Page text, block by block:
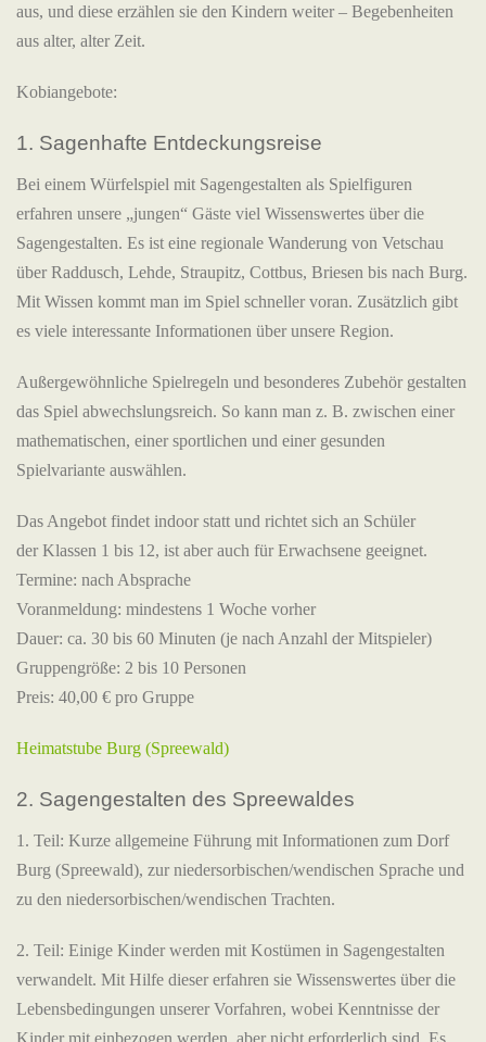
aus, und diese erzählen sie den Kindern weiter – Begebenheiten
aus alter, alter Zeit.
Kobiangebote:
1. Sagenhafte Entdeckungsreise
Bei einem Würfelspiel mit Sagengestalten als Spielfiguren
erfahren unsere „jungen“ Gäste viel Wissenswertes über die
Sagengestalten. Es ist eine regionale Wanderung von Vetschau
über Raddusch, Lehde, Straupitz, Cottbus, Briesen bis nach Burg.
Mit Wissen kommt man im Spiel schneller voran. Zusätzlich gibt
es viele interessante Informationen über unsere Region.
Außergewöhnliche Spielregeln und besonderes Zubehör gestalten
das Spiel abwechslungsreich. So kann man z. B. zwischen einer
mathematischen, einer sportlichen und einer gesunden
Spielvariante auswählen.
Das Angebot findet indoor statt und richtet sich an Schüler
der Klassen 1 bis 12, ist aber auch für Erwachsene geeignet.
Termine: nach Absprache
Voranmeldung: mindestens 1 Woche vorher
Dauer: ca. 30 bis 60 Minuten (je nach Anzahl der Mitspieler)
Gruppengröße: 2 bis 10 Personen
Preis: 40,00 € pro Gruppe
Heimatstube Burg (Spreewald)
2. Sagengestalten des Spreewaldes
1. Teil: Kurze allgemeine Führung mit Informationen zum Dorf
Burg (Spreewald), zur niedersorbischen/wendischen Sprache und
zu den niedersorbischen/wendischen Trachten.
2. Teil: Einige Kinder werden mit Kostümen in Sagengestalten
verwandelt. Mit Hilfe dieser erfahren sie Wissenswertes über die
Lebensbedingungen unserer Vorfahren, wobei Kenntnisse der
Kinder mit einbezogen werden, aber nicht erforderlich sind. Es